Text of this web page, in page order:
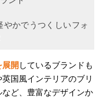
かでうつくしいフォ
開 しているブランドも
国風インテリアのブリ
ど、豊富なデザインか